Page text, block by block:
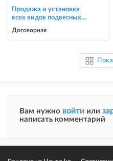
Продажа и установка
всех видов подвесных
Договорная
Вам нужно войти или
написать комментарий